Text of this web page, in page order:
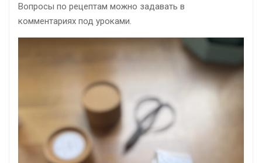
Вопросы по рецептам можно задавать в
комментариях под уроками.